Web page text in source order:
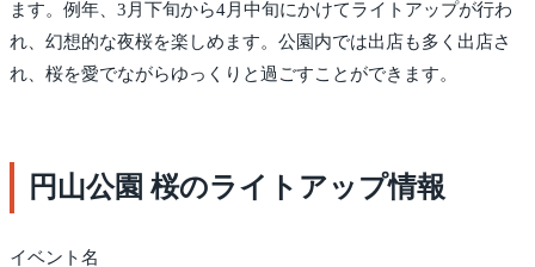
ます。例年、3月下旬から4月中旬にかけてライトアップが行わ
れ、幻想的な夜桜を楽しめます。公園内では出店も多く出店さ
れ、桜を愛でながらゆっくりと過ごすことができます。
円山公園 桜のライトアップ情報
イベント名